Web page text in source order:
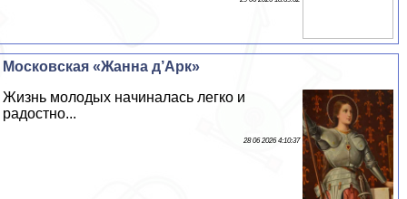
Московская «Жанна д’Арк»
Жизнь молодых начиналась легко и
радостно...
28 06 2026 4:10:37